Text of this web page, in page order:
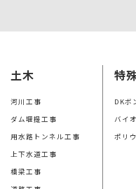
土木
河川工事
ダム堰提工事
用水路トンネル工事
上下水道工事
橋梁工事
特
DKボ
バイ
ポリ